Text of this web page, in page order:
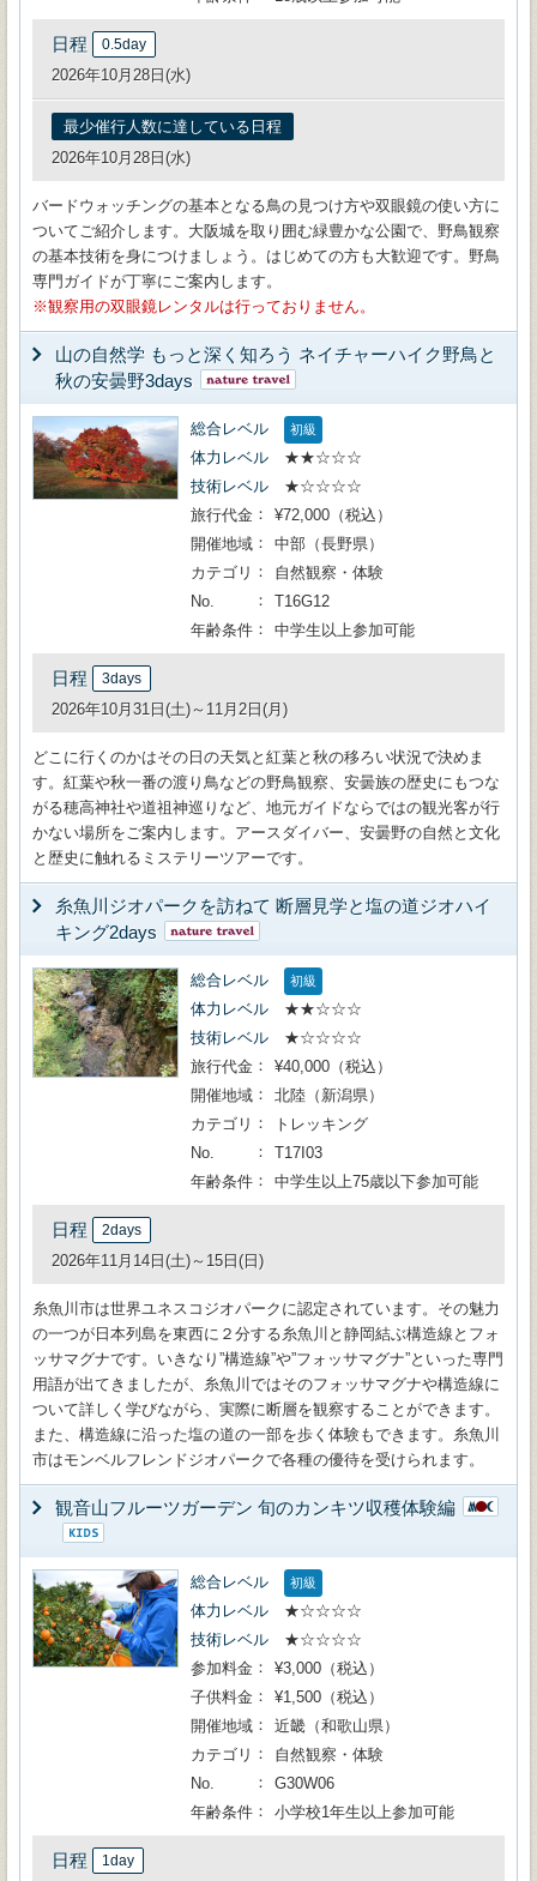
日程 0.5day
2026年10月28日(水)
最少催行人数に達している日程
2026年10月28日(水)
バードウォッチングの基本となる鳥の見つけ方や双眼鏡の使い方に
ついてご紹介します。大阪城を取り囲む緑豊かな公園で、野鳥観察
の基本技術を身につけましょう。はじめての方も大歓迎です。野鳥
専門ガイドが丁寧にご案内します。
観察用の双眼鏡レンタルは行っておりません。
山の自然学 もっと深く知ろう ネイチャーハイク野鳥と
秋の安曇野3days
総合レベル 初級
体力レベル
★★☆☆☆
技術レベル
★☆☆☆☆
旅行代金
¥72,000（税込）
開催地域
中部（長野県）
カテゴリ
自然観察・体験
No.
T16G12
年齢条件
中学生以上参加可能
日程 3days
2026年10月31日(土)～11月2日(月)
どこに行くのかはその日の天気と紅葉と秋の移ろい状況で決めま
す。紅葉や秋一番の渡り鳥などの野鳥観察、安曇族の歴史にもつな
がる穂高神社や道祖神巡りなど、地元ガイドならではの観光客が行
かない場所をご案内します。アースダイバー、安曇野の自然と文化
と歴史に触れるミステリーツアーです。
糸魚川ジオパークを訪ねて 断層見学と塩の道ジオハイ
キング2days
総合レベル 初級
体力レベル
★★☆☆☆
技術レベル
★☆☆☆☆
旅行代金
¥40,000（税込）
開催地域
北陸（新潟県）
カテゴリ
トレッキング
No.
T17I03
年齢条件
中学生以上75歳以下参加可能
日程 2days
2026年11月14日(土)～15日(日)
糸魚川市は世界ユネスコジオパークに認定されています。その魅力
の一つが日本列島を東西に２分する糸魚川と静岡結ぶ構造線とフォ
ッサマグナです。いきなり”構造線”や”フォッサマグナ”といった専門
用語が出てきましたが、糸魚川ではそのフォッサマグナや構造線に
ついて詳しく学びながら、実際に断層を観察することができます。
また、構造線に沿った塩の道の一部を歩く体験もできます。糸魚川
市はモンベルフレンドジオパークで各種の優待を受けられます。
観音山フルーツガーデン 旬のカンキツ収穫体験編
総合レベル 初級
体力レベル
★☆☆☆☆
技術レベル
★☆☆☆☆
参加料金
¥3,000（税込）
子供料金
¥1,500（税込）
開催地域
近畿（和歌山県）
カテゴリ
自然観察・体験
No.
G30W06
年齢条件
小学校1年生以上参加可能
日程 1day